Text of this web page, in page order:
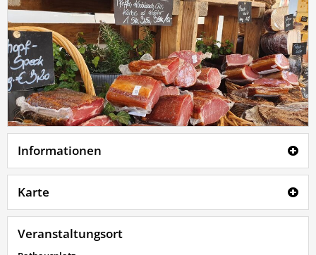
Informationen
Karte
Veranstaltungsort